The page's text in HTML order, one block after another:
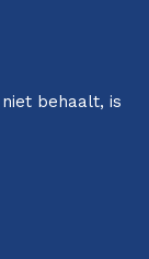
behaalt, is